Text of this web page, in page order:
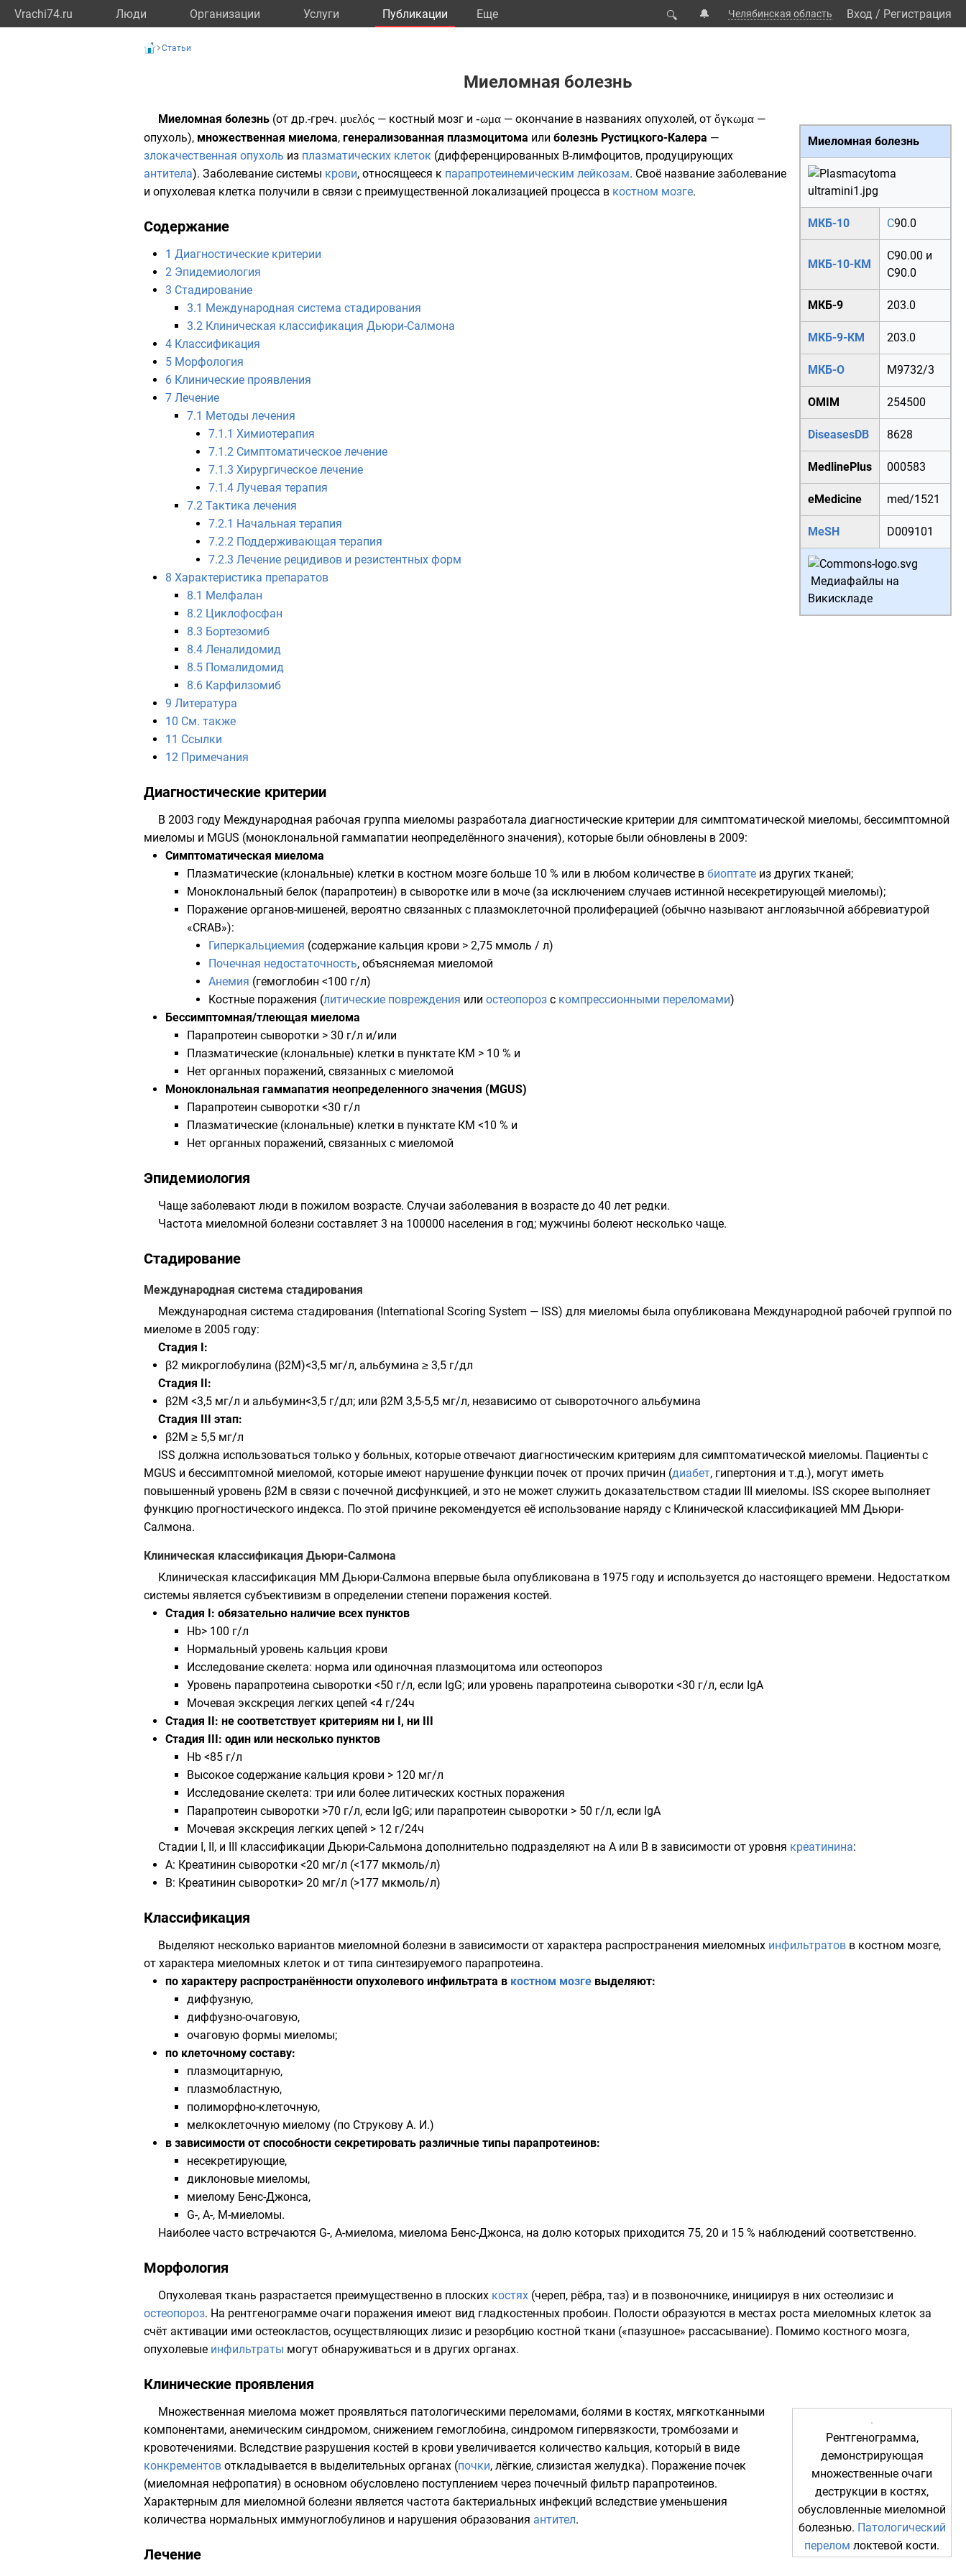
Vrachi74.ru Люди Организации Услуги Публикации Eще 🔍 🔔 Челябинская область Вход / Регистрация
Статьи
Миеломная болезнь
Миеломная болезнь
МКБ-10 C90.0
МКБ-10-КМ
C90.00 и
C90.0
МКБ-9 203.0
МКБ-9-КМ 203.0
МКБ-О M9732/3
OMIM 254500
DiseasesDB 8628
MedlinePlus 000583
eMedicine med/1521
MeSH D009101
Медиафайлы на
Викискладе
Миеломная болезнь (от др.-греч. μυελός — костный мозг и -ωμα — окончание в названиях опухолей, от ὄγκωμα —
опухоль), множественная миелома, генерализованная плазмоцитома или болезнь Рустицкого-Калера —
злокачественная опухоль из плазматических клеток (дифференцированных B-лимфоцитов, продуцирующих
антитела). Заболевание системы крови, относящееся к парапротеинемическим лейкозам. Своё название заболевание
и опухолевая клетка получили в связи с преимущественной локализацией процесса в костном мозге.
Содержание
1 Диагностические критерии
2 Эпидемиология
3 Стадирование
3.1 Международная система стадирования
3.2 Клиническая классификация Дьюри-Салмона
4 Классификация
5 Морфология
6 Клинические проявления
7 Лечение
7.1 Методы лечения
7.1.1 Химиотерапия
7.1.2 Симптоматическое лечение
7.1.3 Хирургическое лечение
7.1.4 Лучевая терапия
7.2 Тактика лечения
7.2.1 Начальная терапия
7.2.2 Поддерживающая терапия
7.2.3 Лечение рецидивов и резистентных форм
8 Характеристика препаратов
8.1 Мелфалан
8.2 Циклофосфан
8.3 Бортезомиб
8.4 Леналидомид
8.5 Помалидомид
8.6 Карфилзомиб
9 Литература
10 См. также
11 Ссылки
12 Примечания
Диагностические критерии
В 2003 году Международная рабочая группа миеломы разработала диагностические критерии для симптоматической миеломы, бессимптомной
миеломы и MGUS (моноклональной гаммапатии неопределённого значения), которые были обновлены в 2009:
Симптоматическая миелома
Плазматические (клональные) клетки в костном мозге больше 10 % или в любом количестве в биоптате из других тканей;
Моноклональный белок (парапротеин) в сыворотке или в моче (за исключением случаев истинной несекретирующей миеломы);
Поражение органов-мишеней, вероятно связанных с плазмоклеточной пролиферацией (обычно называют англоязычной аббревиатурой
«CRAB»):
Гиперкальциемия (содержание кальция крови > 2,75 ммоль / л)
Почечная недостаточность, объясняемая миеломой
Анемия (гемоглобин <100 г/л)
Костные поражения (литические повреждения или остеопороз с компрессионными переломами)
Бессимптомная/тлеющая миелома
Парапротеин сыворотки > 30 г/л и/или
Плазматические (клональные) клетки в пунктате КМ > 10 % и
Нет органных поражений, связанных с миеломой
Моноклональная гаммапатия неопределенного значения (MGUS)
Парапротеин сыворотки <30 г/л
Плазматические (клональные) клетки в пунктате КМ <10 % и
Нет органных поражений, связанных с миеломой
Эпидемиология
Чаще заболевают люди в пожилом возрасте. Случаи заболевания в возрасте до 40 лет редки.
Частота миеломной болезни составляет 3 на 100000 населения в год; мужчины болеют несколько чаще.
Стадирование
Международная система стадирования
Международная система стадирования (International Scoring System — ISS) для миеломы была опубликована Международной рабочей группой по
миеломе в 2005 году:
Стадия I:
β2 микроглобулина (β2M)<3,5 мг/л, альбумина ≥ 3,5 г/дл
Стадия II:
β2M <3,5 мг/л и альбумин<3,5 г/дл; или β2M 3,5-5,5 мг/л, независимо от сывороточного альбумина
Стадия III этап:
β2M ≥ 5,5 мг/л
ISS должна использоваться только у больных, которые отвечают диагностическим критериям для симптоматической миеломы. Пациенты с
MGUS и бессимптомной миеломой, которые имеют нарушение функции почек от прочих причин (диабет, гипертония и т.д.), могут иметь
повышенный уровень β2M в связи с почечной дисфункцией, и это не может служить доказательством стадии III миеломы. ISS скорее выполняет
функцию прогностического индекса. По этой причине рекомендуется её использование наряду с Клинической классификацией ММ Дьюри-
Салмона.
Клиническая классификация Дьюри-Салмона
Клиническая классификация ММ Дьюри-Салмона впервые была опубликована в 1975 году и используется до настоящего времени. Недостатком
системы является субъективизм в определении степени поражения костей.
Стадия I: обязательно наличие всех пунктов
Hb> 100 г/л
Нормальный уровень кальция крови
Исследование скелета: норма или одиночная плазмоцитома или остеопороз
Уровень парапротеина сыворотки <50 г/л, если IgG; или уровень парапротеина сыворотки <30 г/л, если IgA
Мочевая экскреция легких цепей <4 г/24ч
Стадия II: не соответствует критериям ни I, ни III
Стадия III: один или несколько пунктов
Hb <85 г/л
Высокое содержание кальция крови > 120 мг/л
Исследование скелета: три или более литических костных поражения
Парапротеин сыворотки >70 г/л, если IgG; или парапротеин сыворотки > 50 г/л, если IgA
Мочевая экскреция легких цепей > 12 г/24ч
Стадии I, II, и III классификации Дьюри-Сальмона дополнительно подразделяют на A или B в зависимости от уровня креатинина:
А: Креатинин сыворотки <20 мг/л (<177 мкмоль/л)
B: Креатинин сыворотки> 20 мг/л (>177 мкмоль/л)
Классификация
Выделяют несколько вариантов миеломной болезни в зависимости от характера распространения миеломных инфильтратов в костном мозге,
от характера миеломных клеток и от типа синтезируемого парапротеина.
по характеру распространённости опухолевого инфильтрата в костном мозге выделяют:
диффузную,
диффузно-очаговую,
очаговую формы миеломы;
по клеточному составу:
плазмоцитарную,
плазмобластную,
полиморфно-клеточную,
мелкоклеточную миелому (по Струкову А. И.)
в зависимости от способности секретировать различные типы парапротеинов:
несекретирующие,
диклоновые миеломы,
миелому Бенс-Джонса,
G-, A-, M-миеломы.
Наиболее часто встречаются G-, A-миелома, миелома Бенс-Джонса, на долю которых приходится 75, 20 и 15 % наблюдений соответственно.
Морфология
Опухолевая ткань разрастается преимущественно в плоских костях (череп, рёбра, таз) и в позвоночнике, инициируя в них остеолизис и
остеопороз. На рентгенограмме очаги поражения имеют вид гладкостенных пробоин. Полости образуются в местах роста миеломных клеток за
счёт активации ими остеокластов, осуществляющих лизис и резорбцию костной ткани («пазушное» рассасывание). Помимо костного мозга,
опухолевые инфильтраты могут обнаруживаться и в других органах.
Клинические проявления
Рентгенограмма,
демонстрирующая
множественные очаги
деструкции в костях,
обусловленные миеломной
болезнью. Патологический
перелом локтевой кости.
Множественная миелома может проявляться патологическими переломами, болями в костях, мягкотканными
компонентами, анемическим синдромом, снижением гемоглобина, синдромом гипервязкости, тромбозами и
кровотечениями. Вследствие разрушения костей в крови увеличивается количество кальция, который в виде
конкрементов откладывается в выделительных органах (почки, лёгкие, слизистая желудка). Поражение почек
(миеломная нефропатия) в основном обусловлено поступлением через почечный фильтр парапротеинов.
Характерным для миеломной болезни является частота бактериальных инфекций вследствие уменьшения
количества нормальных иммуноглобулинов и нарушения образования антител.
Лечение